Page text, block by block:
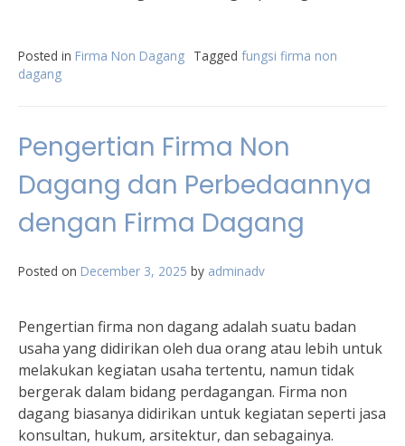
Posted in Firma Non Dagang Tagged fungsi firma non
dagang
Pengertian Firma Non
Dagang dan Perbedaannya
dengan Firma Dagang
Posted on December 3, 2025 by adminadv
Pengertian firma non dagang adalah suatu badan
usaha yang didirikan oleh dua orang atau lebih untuk
melakukan kegiatan usaha tertentu, namun tidak
bergerak dalam bidang perdagangan. Firma non
dagang biasanya didirikan untuk kegiatan seperti jasa
konsultan, hukum, arsitektur, dan sebagainya.